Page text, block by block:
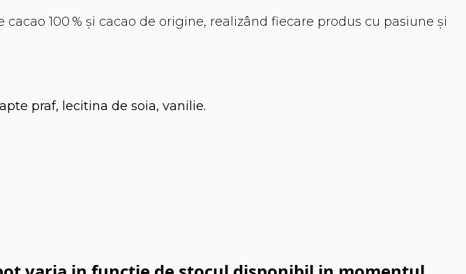
100 % și cacao de origine, realizând fiecare produs cu pasiune și
praf, lecitina de soia, vanilie.